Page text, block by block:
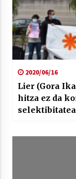
2020/06/16
Lier (Gora
hitza ez da